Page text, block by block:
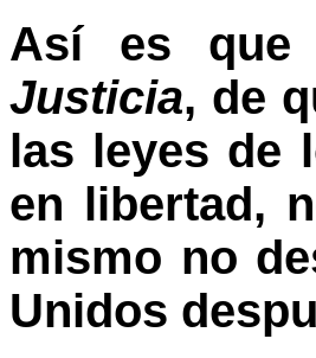
Así es
Justicia, de
las leyes de
en libertad,
mismo no
Unidos